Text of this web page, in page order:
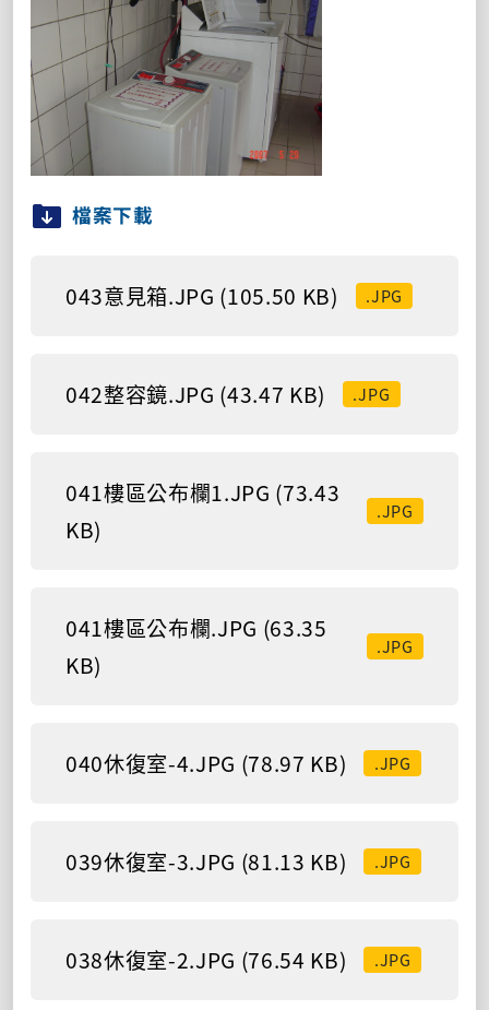
檔案下載
043意見箱.JPG (105.50 KB) .JPG
042整容鏡.JPG (43.47 KB) .JPG
041樓區公布欄1.JPG (73.43
KB)
.JPG
041樓區公布欄.JPG (63.35
KB)
.JPG
040休復室-4.JPG (78.97 KB) .JPG
039休復室-3.JPG (81.13 KB) .JPG
038休復室-2.JPG (76.54 KB) .JPG